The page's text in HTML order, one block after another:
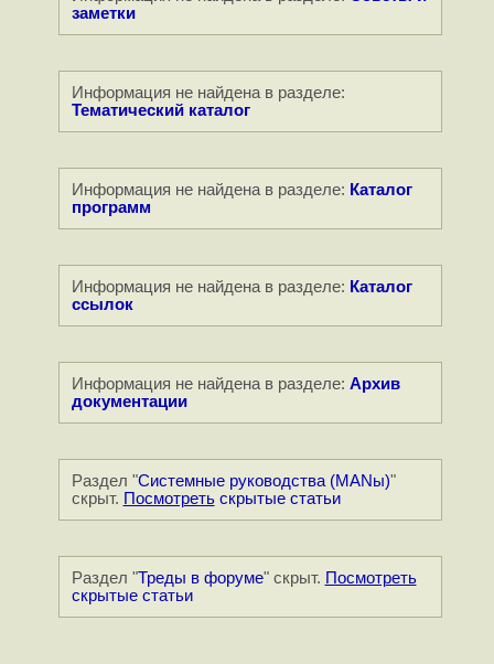
заметки
Информация не найдена в разделе:
Тематический каталог
Информация не найдена в разделе: Каталог
программ
Информация не найдена в разделе: Каталог
ссылок
Информация не найдена в разделе: Архив
документации
Раздел "Системные руководства (MANы)"
скрыт. Посмотретьскрытые статьи
Раздел "Треды в форуме" скрыт. Посмотреть
скрытые статьи